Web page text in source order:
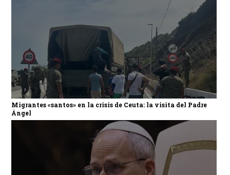
Migrantes «santos» en la crisis de Ceuta: la visita del Padre
Ángel